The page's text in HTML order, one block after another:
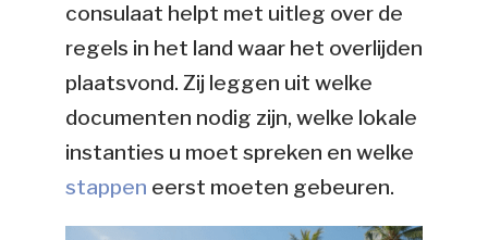
consulaat helpt met uitleg over de
regels in het land waar het overlijden
plaatsvond. Zij leggen uit welke
documenten nodig zijn, welke lokale
instanties u moet spreken en welke
stappen eerst moeten gebeuren.